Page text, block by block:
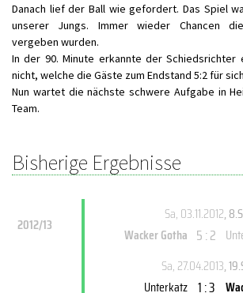
Danach lief der Ball wie gefordert. Das Spiel
unserer Jungs. Immer wieder Chancen
vergeben wurden.
In der 90. Minute erkannte der Schiedsrichter
nicht, welche die Gäste zum Endstand 5:2 für
Nun wartet die nächste schwere Aufgabe in
Team.
Bisherige Ergebnisse
2012/13
Sa, 03.11.2012,
Wacker Gotha 5 : 2
Sa, 27.04.2013,
Unterkatz 1 : 3